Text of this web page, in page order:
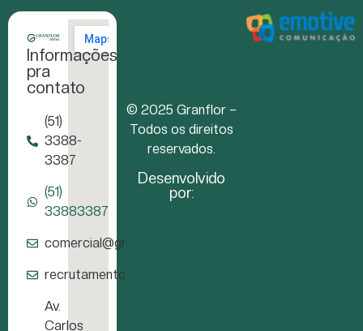
Informações
pra
contato
(51)
3388-
3387
(51)
33883387
comercial@granflor.com.br
recrutamento@granflor.com.br
Av.
Carlos
© 2025 Granflor –
Todos os direitos
reservados.
Desenvolvido
por: